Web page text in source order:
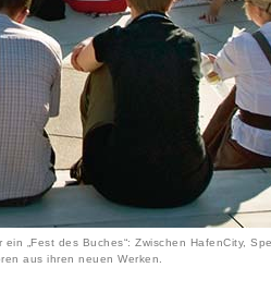
„Fest des Buches“: Zwischen HafenCity,
aus ihren neuen Werken.